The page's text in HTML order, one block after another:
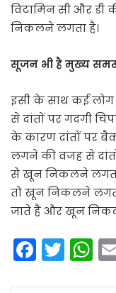
विटामिन सी और
निकलने लगता है।
सूजन भी है मुख्य
इसी के साथ कई लोग
से दांतों पर गंदगी
के कारण दांतों पर
लगने की वजह से
से खून निकलने लगता
तो खून निकलने
जाते हैं और खून
F T W